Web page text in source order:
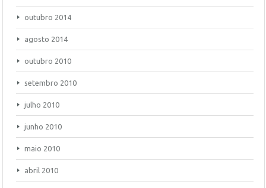
outubro 2014
agosto 2014
outubro 2010
setembro 2010
julho 2010
junho 2010
maio 2010
abril 2010